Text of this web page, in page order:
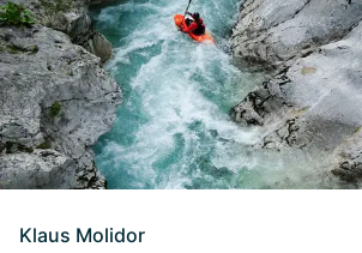
Klaus Molidor